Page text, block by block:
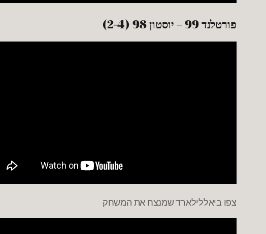
פורטלנד 99 – יוסטון 98 (2-4)
צפו ביאללילארד שמנצח את המשחק